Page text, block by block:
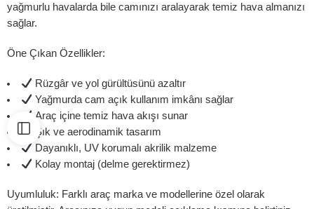
yağmurlu havalarda bile camınızı aralayarak temiz hava almanızı
sağlar.
Öne Çıkan Özellikler:
Rüzgâr ve yol gürültüsünü azaltır
Yağmurda cam açık kullanım imkânı sağlar
Araç içine temiz hava akışı sunar
Şık ve aerodinamik tasarım
Dayanıklı, UV korumalı akrilik malzeme
Kolay montaj (delme gerektirmez)
Uyumluluk: Farklı araç marka ve modellerine özel olarak